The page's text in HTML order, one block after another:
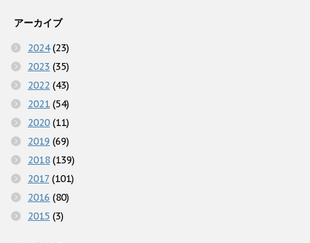
アーカイブ
2024(23)
2023 (35)
2022 (43)
2021 (54)
2020 (11)
2019 (69)
2018 (139)
2017 (101)
2016 (80)
2015 (3)